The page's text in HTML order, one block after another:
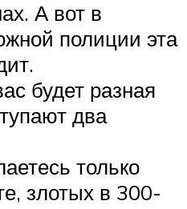
А вот в
полиции эта
будет разная
два
только
злотых в 300-